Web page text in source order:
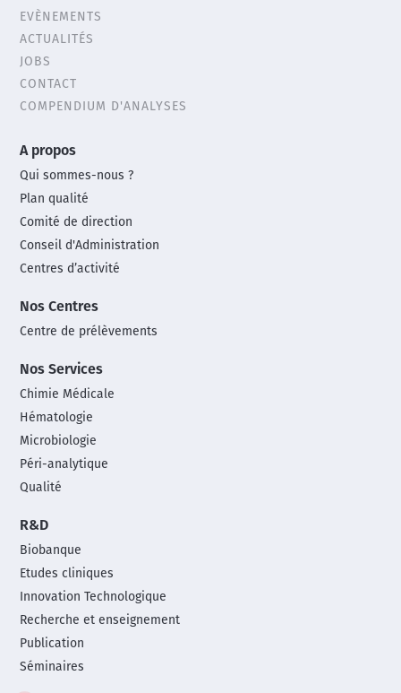
Header
menu
EVÈNEMENTS
ACTUALITÉS
JOBS
CONTACT
COMPENDIUM D'ANALYSES
footer
menu
A propos
Qui sommes-nous ?
Plan qualité
Comité de direction
Conseil d'Administration
Centres d’activité
Nos Centres
Centre de prélèvements
Nos Services
Chimie Médicale
Hématologie
Microbiologie
Péri-analytique
Qualité
R&D
Biobanque
Etudes cliniques
Innovation Technologique
Recherche et enseignement
Publication
Séminaires